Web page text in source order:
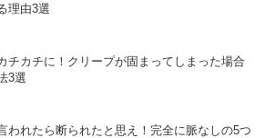
理由3選
チカチに！クリープが固まってしまった場合
3選
われたら断られたと思え！完全に脈なしの5つ